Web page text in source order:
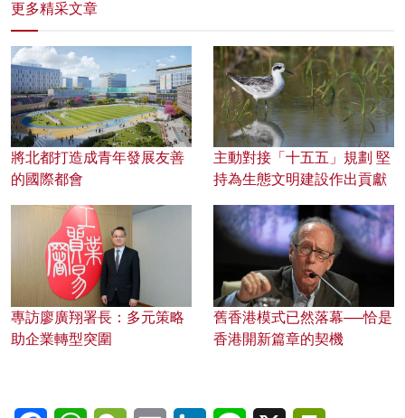
更多精采文章
將北都打造成青年發展友善
的國際都會
主動對接「十五五」規劃 堅
持為生態文明建設作出貢獻
專訪廖廣翔署長：多元策略
助企業轉型突圍
舊香港模式已然落幕──恰是
香港開新篇章的契機
FacebookWhatsAppWeChatEmail LinkedInLine X